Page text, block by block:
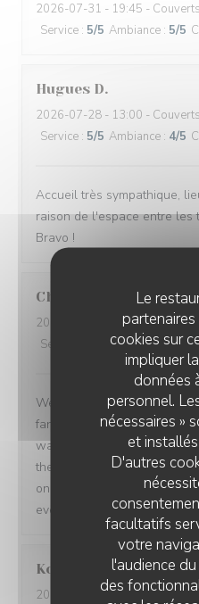
Le
cookies sur
impliquer
données
personnel.
nécessaires »
et
D'autres
facultatifs
votre
l'audience
des
2026-07-31 - 19:45 -
Service : 5/5 Ambiance : 5/5
Hugues D
2026-07-28 - 13:00 -
Service : 5/5 Ambiance : 4/5
Accueil très sympathique,
raison de l'espace entre les
Bravo !
Charlotte
2026-07-31
- 19:45 -
Service
Ambiance :5/5
We went for a birthday
fantastic in taste and
was my birthday until I got
them, when my dessert
on and the staff all sang
evening was excellent.
Kordula
2026-07-27- 19:00 -